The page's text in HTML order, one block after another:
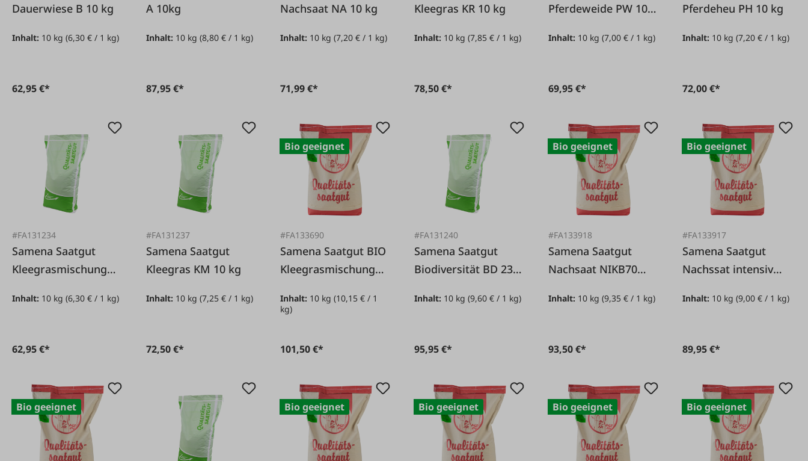
Dauerwiese B 10 kg
Inhalt: 10 kg (6,30 € / 1 kg)
62,95 €*
A 10kg
Inhalt: 10 kg(8,80 € / 1 kg)
87,95 €*
Nachsaat NA 10 kg
Inhalt: 10 kg(7,20 € / 1 kg)
71,99 €*
Kleegras KR 10 kg
Inhalt: 10 kg(7,85 € / 1 kg)
78,50 €*
Pferdeweide PW 10
Inhalt: 10 kg(7,00 € / 1 kg)
69,95 €*
Pferdeheu PH 10 kg
Inhalt: 10 kg(7,20 € / 1 kg)
72,00 €*
#FA131234
Samena Saatgut
Kleegrasmischung
Inhalt: 10 kg (6,30 € / 1 kg)
62,95 €*
#FA131237
Samena Saatgut
Kleegras KM 10 kg
Inhalt: 10 kg(7,25 € / 1 kg)
72,50 €*
Bio geeignet
#FA133690
Samena Saatgut BIO
Kleegrasmischung
Inhalt: 10 kg(10,15 € / 1
kg)
101,50 €*
#FA131240
Samena Saatgut
Biodiversität BD 23
Inhalt: 10 kg(9,60 € / 1 kg)
95,95 €*
Bio geeignet
#FA133918
Samena Saatgut
Nachsaat NIKB70
Inhalt: 10 kg(9,35 € / 1 kg)
93,50 €*
Bio geeignet
#FA133917
Samena Saatgut
Nachssat intensiv
Inhalt: 10 kg(9,00 € / 1 kg)
89,95 €*
Bio geeignet Bio geeignet Bio geeignet Bio geeignet Bio geeignet